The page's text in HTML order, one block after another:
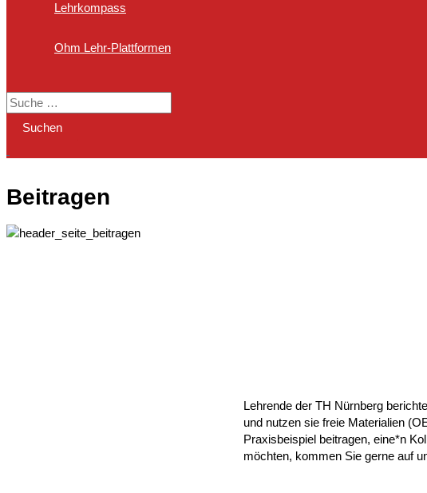
Lehrkompass
Ohm Lehr-Plattformen
Beitragen
Lehrende der TH Nürnberg
und nutzen sie freie Materialien
Praxisbeispiel beitragen, eine*n
möchten, kommen Sie gerne auf